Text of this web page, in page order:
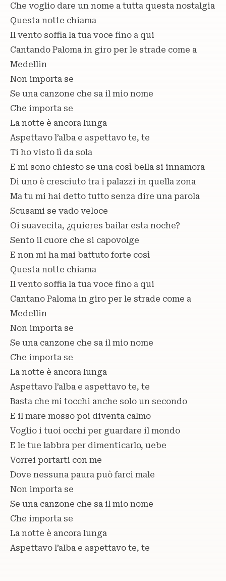
Che voglio dare un nome a tutta questa nostalgia
Questa notte chiama
Il vento soffia la tua voce fino a qui
Cantando Paloma in giro per le strade come a
Medellin
Non importa se
Se una canzone che sa il mio nome
Che importa se
La notte è ancora lunga
Aspettavo l’alba e aspettavo te, te
Ti ho visto lì da sola
E mi sono chiesto se una così bella si innamora
Di uno è cresciuto tra i palazzi in quella zona
Ma tu mi hai detto tutto senza dire una parola
Scusami se vado veloce
Oi suavecita, ¿quieres bailar esta noche?
Sento il cuore che si capovolge
E non mi ha mai battuto forte così
Questa notte chiama
Il vento soffia la tua voce fino a qui
Cantano Paloma in giro per le strade come a
Medellin
Non importa se
Se una canzone che sa il mio nome
Che importa se
La notte è ancora lunga
Aspettavo l’alba e aspettavo te, te
Basta che mi tocchi anche solo un secondo
E il mare mosso poi diventa calmo
Voglio i tuoi occhi per guardare il mondo
E le tue labbra per dimenticarlo, uebe
Vorrei portarti con me
Dove nessuna paura può farci male
Non importa se
Se una canzone che sa il mio nome
Che importa se
La notte è ancora lunga
Aspettavo l’alba e aspettavo te, te